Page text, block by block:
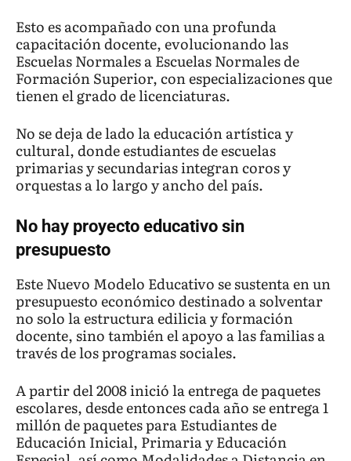
Esto es acompañado con una profunda
capacitación docente, evolucionando las
Escuelas Normales a Escuelas Normales de
Formación Superior, con especializaciones que
tienen el grado de licenciaturas.
No se deja de lado la educación artística y
cultural, donde estudiantes de escuelas
primarias y secundarias integran coros y
orquestas a lo largo y ancho del país.
No hay proyecto educativo sin
presupuesto
Este Nuevo Modelo Educativo se sustenta en un
presupuesto económico destinado a solventar
no solo la estructura edilicia y formación
docente, sino también el apoyo a las familias a
través de los programas sociales.
A partir del 2008 inició la entrega de paquetes
escolares, desde entonces cada año se entrega 1
millón de paquetes para Estudiantes de
Educación Inicial, Primaria y Educación